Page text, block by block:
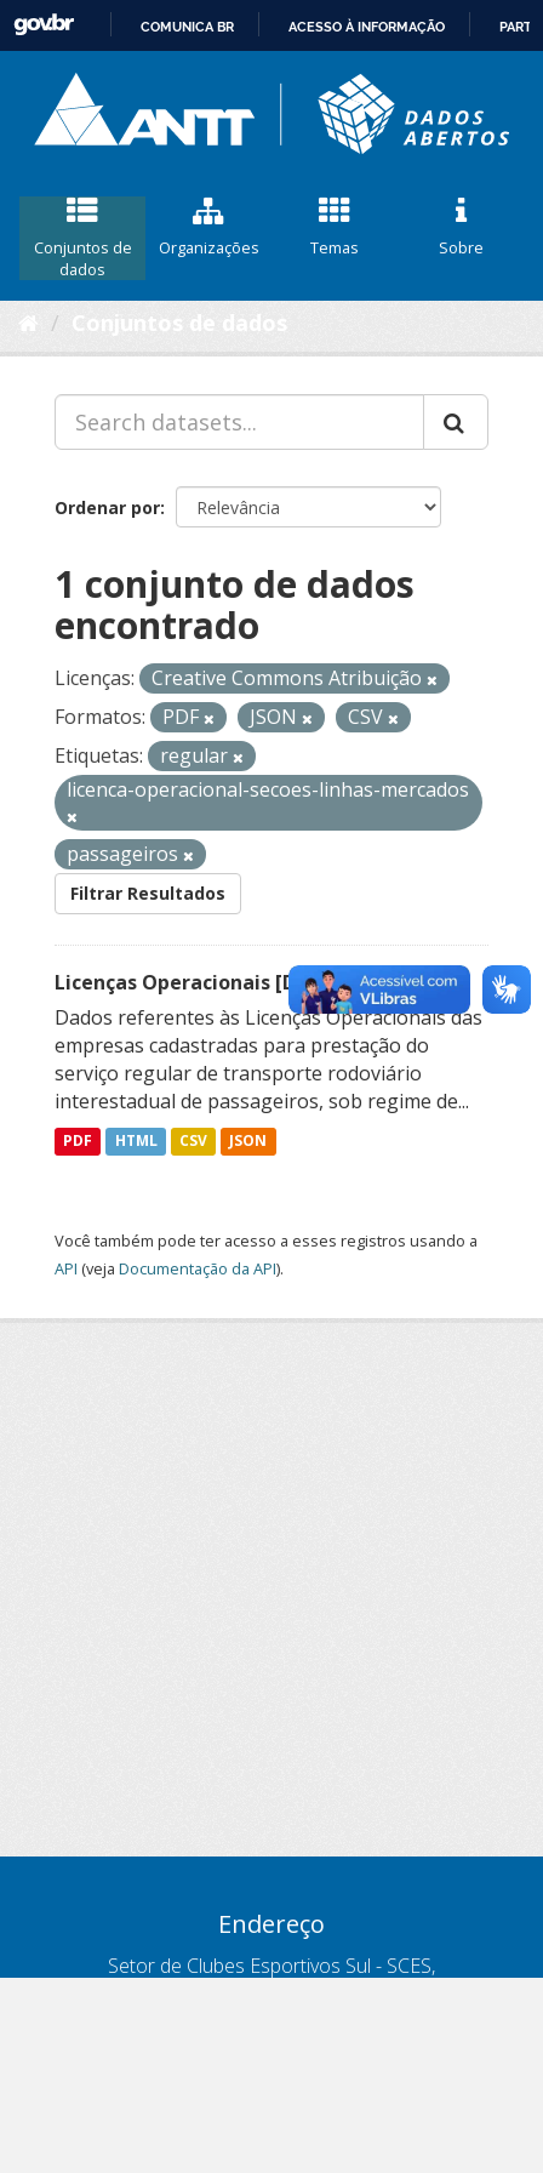
CONTEÚDO
COMUNICA BR ACESSO À INFORMAÇÃO
Conjuntos de
dados
Organizações Temas Sobre
Ordenar por
1 conjunto de dados
encontrado
Licenças:
Creative Commons Atribuição
Formatos:
PDF JSON
CSV
Etiquetas:
regular
licenca-operacional-secoes-linhas-mercados
passageiros
Filtrar Resultados
Licenças Operacionais [Descontinuado]
Dados referentes às Licenças Operacionais das
empresas cadastradas para prestação do
serviço regular de transporte rodoviário
interestadual de passageiros, sob regime de...
PDF HTML CSV JSON
Você também pode ter acesso a esses registros usando a
API (veja Documentação da API).
Endereço
Setor de Clubes Esportivos Sul - SCES,